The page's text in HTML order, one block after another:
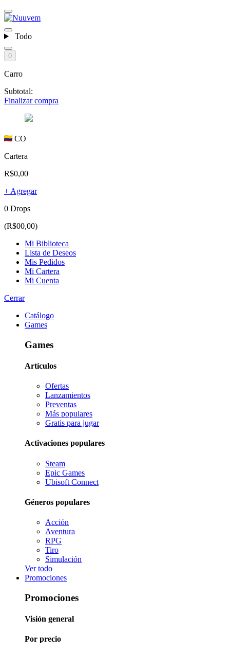
Todo
0
Carro
Subtotal:
Finalizar compra
CO
Cartera
R$0,00
+ Agregar
0 Drops
(R$00,00)
Mi Biblioteca
Lista de Deseos
Mis Pedidos
Mi Cartera
Mi Cuenta
Cerrar
Catálogo
Games
Games
Artículos
Ofertas
Lanzamientos
Preventas
Más populares
Gratis para jugar
Activaciones populares
Steam
Epic Games
Ubisoft Connect
Géneros populares
Acción
Aventura
RPG
Tiro
Simulación
Ver todo
Promociones
Promociones
Visión general
Por precio